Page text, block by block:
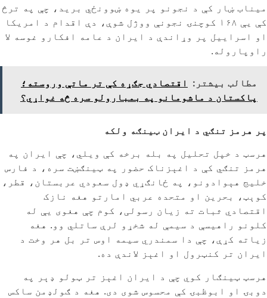
میناب ښار کې د نجونو پر یوه ښوونځي برید، چې په ترڅ
کې یې ۱۶۸ کوچنۍ نجونې ووژل شوې، دې اقدام د امریکا
او اسراییل پر وړاندې د ایران د عامه افکارو غوسه لا
راوپاروله.
مطالب بیشتر:
اقتصادي جګړه کې تر ماتې وروسته؛
پاکستان د ماشومانو په بمبارولو سره څه غواړي؟
پر هرمز تنګي د ایران ټینګه ولکه
هرسټ د خپل تحلیل په بله برخه کې ویلي، چې ایران په
هرمز تنګي کې د اغېزناک حضور په ټینګښت سره، د فارس
خلیج هېوادونو، په ځانګړي ډول سعودي عربستان، قطر،
کوېټ، بحرین او متحده عربي امارتو هغه نازک
اقتصادي ثبات ته زیان رسولی، کوم چې هغوی یې له
کلونو راهیسې د سیمې له شخړو لرې ساتلي وو. هغه
زیاته کړې، چې دا سمندري سیمه اوس تر بل هر وخت د
ایران تر کنټرول او اغېز لاندې ده.
هرسټ ټینګار کوي چې د ایران اغېز تر ټولو ډېر په
دوبۍ او ابوظبۍ کې محسوس شوی دی. هغه د ګولډمن ساکس